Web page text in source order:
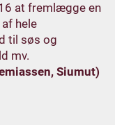
at fremlægge en
hele
til søs og
mv.
Siumut)